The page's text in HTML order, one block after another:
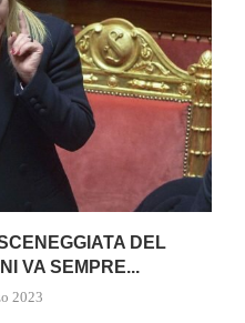
DEL
VA SEMPRE...
2023